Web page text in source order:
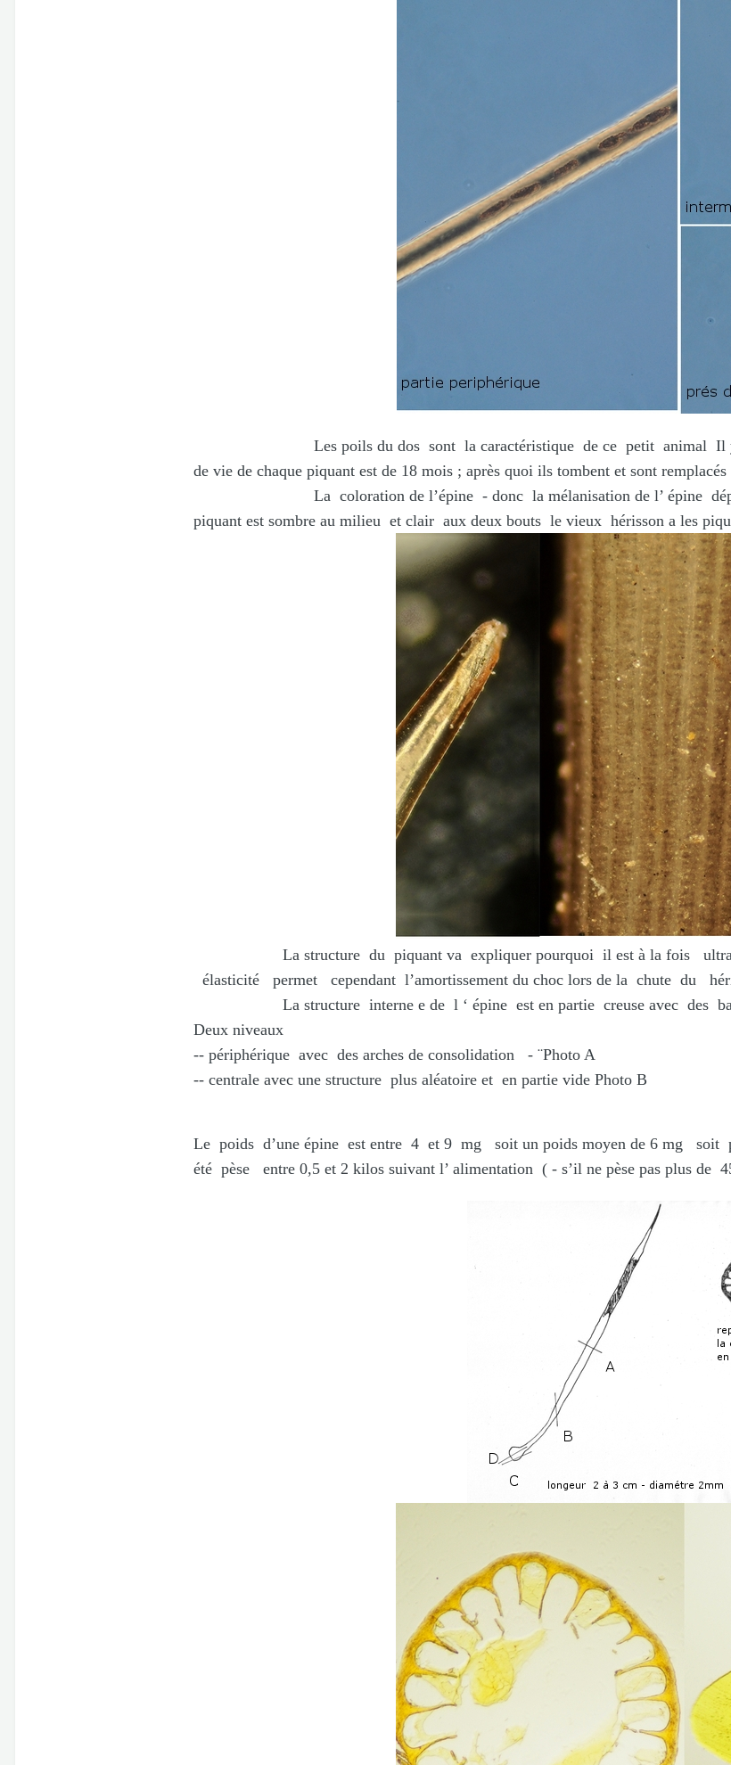
Les poils du dos sont la caractéristique de ce petit animal Il y a
de vie de chaque piquant est de 18 mois ; après quoi ils tombent et sont
La coloration de l’épine - donc la mélanisation de l’ épine dépend
piquant est sombre au milieu et clair aux deux bouts le vieux hérisson a les
La structure du piquant va expliquer pourquoi il est à la fois ultra
élasticité permet cependant l’amortissement du choc lors de la chute du
La structure interne e de l ‘ épine est en partie creuse avec des
Deux niveaux
-- périphérique avec des arches de consolidation - ¨Photo A
-- centrale avec une structure plus aléatoire et en partie vide Photo B
Le poids d’une épine est entre 4 et 9 mg soit un poids moyen de 6 mg soit
été pèse entre 0,5 et 2 kilos suivant l’ alimentation ( - s’il ne pèse pas plus